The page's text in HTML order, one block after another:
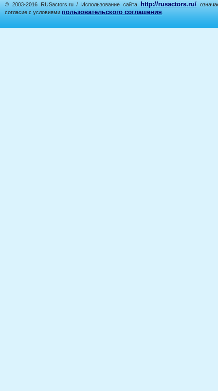
© 2003-2016 RUSactors.ru / Использование сайта http://rusactors.ru/
согласие с условиями пользовательского соглашения